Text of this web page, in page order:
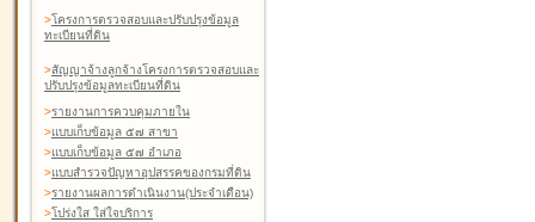
>โครงการตรวจสอบและปรับปรุงข้อมูล
ทะเบียนที่ดิน
>สัญญาจ้างลูกจ้างโครงการตรวจสอบและ
ปรับปรุงข้อมูลทะเบียนที่ดิน
>รายงานการควบคุมภายใน
>แบบเก็บข้อมูล ๕๗ สาขา
>แบบเก็บข้อมูล ๕๗ อำเภอ
>แบบสำรวจปัญหาอุปสรรคของกรมที่ดิน
>รายงานผลการดำเนินงาน(ประจำเดือน)
>โปร่งใส ใส่ใจบริการ